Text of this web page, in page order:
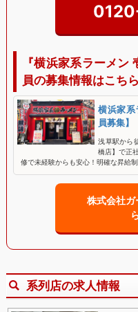
『横浜家系ラーメ
員の募集情報はこちら
横浜家系
員募集】
浅草駅から
橋店】で正
修で未経験からも安心！明確な昇給
株式会社
系列店の求人情報